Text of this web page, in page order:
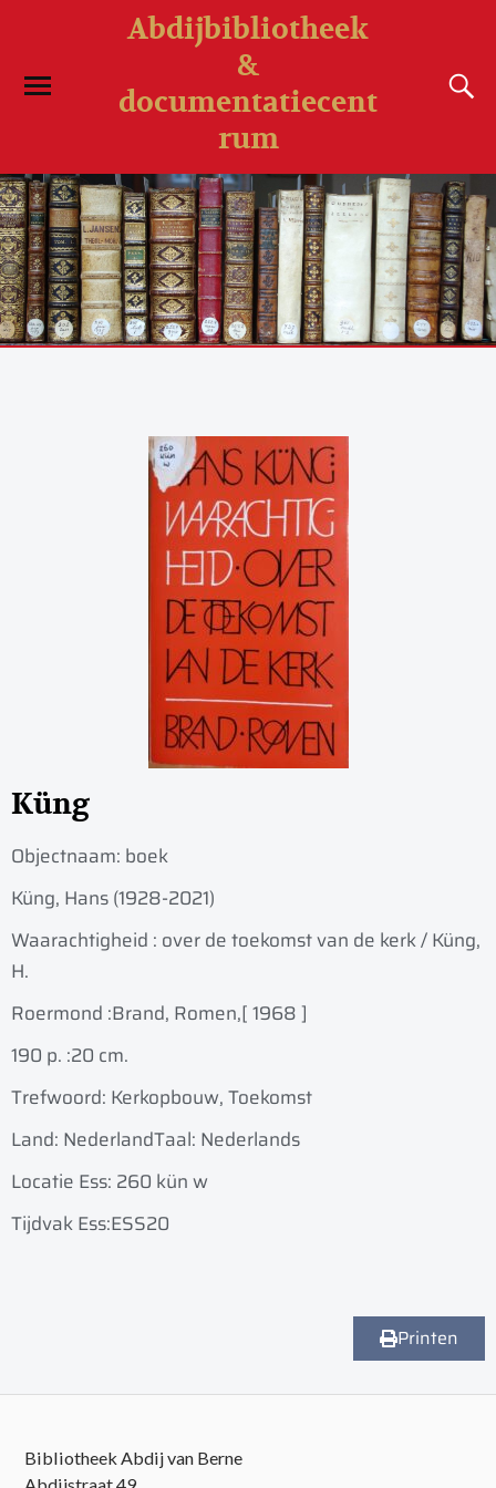
Abdijbibliotheek
&
documentatiecent
rum
Küng
Objectnaam: boek
Küng, Hans (1928-2021)
Waarachtigheid : over de toekomst van de kerk / Küng,
H.
Roermond :Brand, Romen,[ 1968 ]
190 p. :20 cm.
Trefwoord: Kerkopbouw, Toekomst
Land: NederlandTaal: Nederlands
Locatie Ess: 260 kün w
Tijdvak Ess:ESS20
Printen
Bibliotheek Abdij van Berne